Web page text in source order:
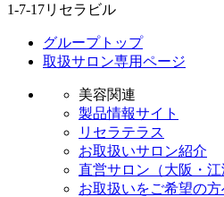
1-7-17リセラビル
グループトップ
取扱サロン専用ページ
美容関連
製品情報サイト
リセラテラス
お取扱いサロン紹介
直営サロン（大阪・江
お取扱いをご希望の方